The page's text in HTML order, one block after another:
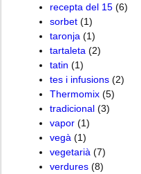
recepta del 15 (6)
sorbet (1)
taronja (1)
tartaleta (2)
tatin (1)
tes i infusions (2)
Thermomix (5)
tradicional (3)
vapor (1)
vegà (1)
vegetarià (7)
verdures (8)